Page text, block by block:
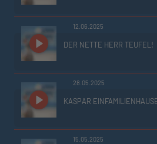
12.06.2025
DER NETTE HERR TEUFEL!
28.05.2025
KASPAR
15.05.2025